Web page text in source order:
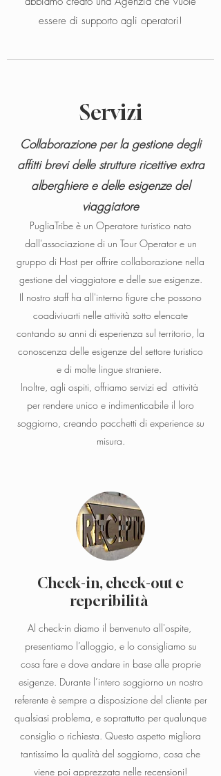
essere di supporto agli operatori!
Servizi
Collaborazione per la gestione degli
affitti brevi delle strutture ricettive extra
alberghiere e delle esigenze del
viaggiatore
PugliaTribe è un Operatore turistico nato
dall'associazione di un Tour Operator e un
gruppo di Host per offrire collaborazione nella
gestione del viaggiatore e delle sue esigenze.
Il nostro staff ha all'interno figure che possono
coadiviuarti nelle attività sotto elencate
contando su anni di esperienza sul territorio, la
conoscenza delle esigenze del settore turistico
e di molte lingue straniere.
Inoltre, agli ospiti, offriamo servizi ed attività
per rendere unico e indimenticabile il loro
soggiorno, creando pacchetti di experience su
misura.
Check-in, check-out e
reperibilità
Al check-in diamo il benvenuto all'ospite,
presentiamo l’alloggio, e lo consigliamo su
cosa fare e dove andare in base alle proprie
esigenze. Durante l’intero soggiorno un nostro
referente è sempre a disposizione del cliente per
qualsiasi problema, e soprattutto per qualunque
consiglio o richiesta. Questo aspetto migliora
tantissimo la qualità del soggiorno, cosa che
viene poi apprezzata nelle recensioni!